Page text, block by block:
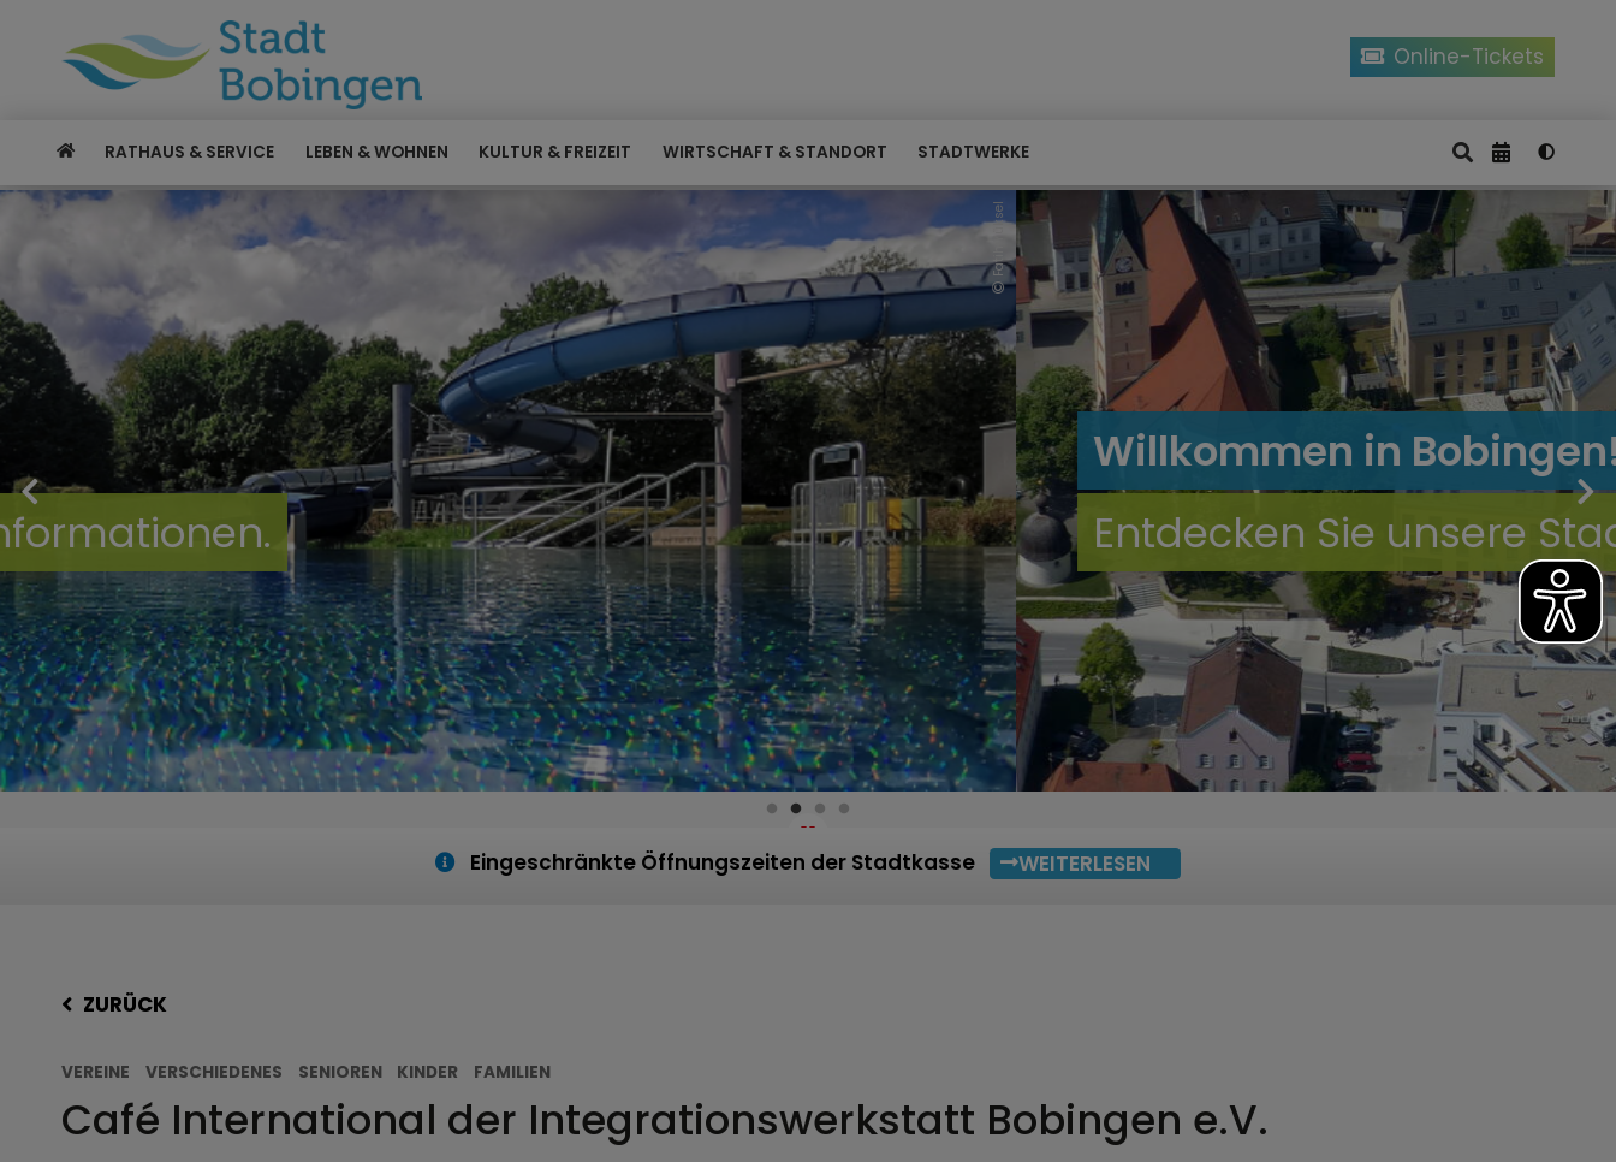
Online-Tickets
RATHAUS & SERVICE LEBEN & WOHNEN KULTUR & FREIZEIT WIRTSCHAFT & STANDORT STADTWERKE
Willkommen in Bobingen!
Entdecken Sie unsere Stadt.
Karl Rosengart
Eingeschränkte Öffnungszeiten der Stadtkasse WEITERLESEN
ZURÜCK
VEREINE VERSCHIEDENES SENIOREN KINDER FAMILIEN
Café International der Integrationswerkstatt Bobingen e.V.